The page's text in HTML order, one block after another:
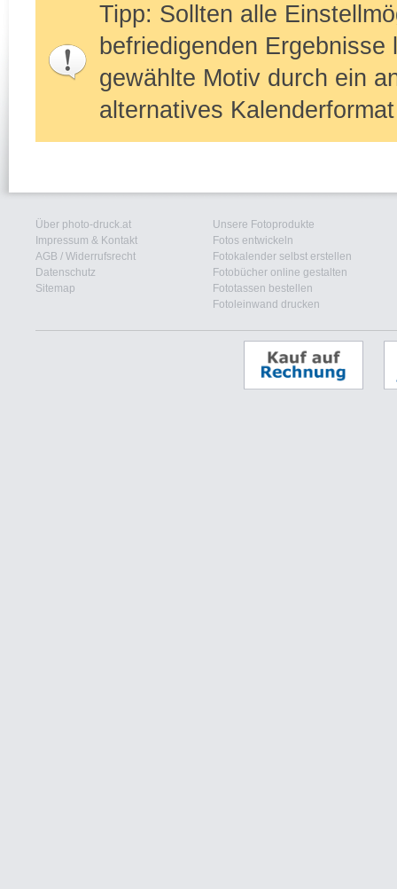
Tipp: Sollten alle
befriedigenden
gewählte Motiv durch ein
alternatives
Über photo-druck.at
Impressum & Kontakt
AGB / Widerrufsrecht
Datenschutz
Sitemap
Unsere Fotoprodukte
Fotos entwickeln
Fotokalender selbst erstellen
Fotobücher online gestalten
Fototassen bestellen
Fotoleinwand drucken